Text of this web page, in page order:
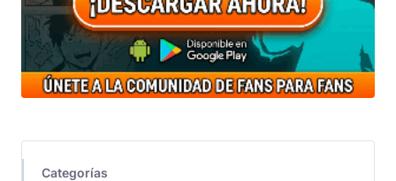
Categorías